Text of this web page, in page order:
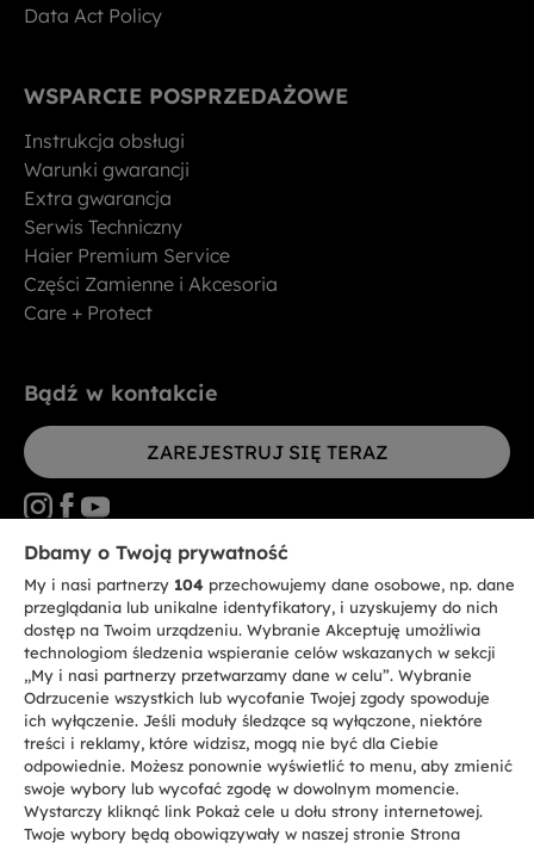
Data Act Policy
WSPARCIE POSPRZEDAŻOWE
Instrukcja obsługi
Warunki gwarancji
Extra gwarancja
Serwis Techniczny
Haier Premium Service
Części Zamienne i Akcesoria
Care + Protect
Bądź w kontakcie
ZAREJESTRUJ SIĘ TERAZ
CANDY HOOVER GROUP S.r.I. - jednoosobowa sp. z.o.o. - SIEDZIBA
STATUTOWA: Via Comolli, 57 - 20861 Brugherio (MB) - Włochy -
SIEDZIBY ADMINISTRACYJNE: Via Privata Eden Fumagalli bez
nadanego numeru - 20861 Brugherio (MB) i Via Trento nr 20/A-22 - 20871
Vimercate (MB) - Włochy - Tel.: +39.039.2086.1 - Faks: +39.039.2086.237 -
Kapitał zakładowy 35.000.000,00 € wpłacony w całości - Kod identyfikacji
podatkowej i nr wpisu do Rejestru przedsiębiorstw dla rejonu Mediolan-
Monza-Brianza-Lodi 04666310158 - NIP 00786860965 - Numer wpisu do
Repertorium Ekonomiczno - Administracyjnego REA: MB-1033934 -
Autoryzacja IT AEOF 211870 - Spółka podlega zarządzaniu i koordynacji
Candy S.p.A.
PL / Polski
Dbamy o Twoją prywatność
My i nasi partnerzy 104 przechowujemy dane osobowe, np. dane
przeglądania lub unikalne identyfikatory, i uzyskujemy do nich
dostęp na Twoim urządzeniu. Wybranie Akceptuję umożliwia
technologiom śledzenia wspieranie celów wskazanych w sekcji
„My i nasi partnerzy przetwarzamy dane w celu”. Wybranie
Odrzucenie wszystkich lub wycofanie Twojej zgody spowoduje
ich wyłączenie. Jeśli moduły śledzące są wyłączone, niektóre
treści i reklamy, które widzisz, mogą nie być dla Ciebie
odpowiednie. Możesz ponownie wyświetlić to menu, aby zmienić
swoje wybory lub wycofać zgodę w dowolnym momencie.
Wystarczy kliknąć link Pokaż cele u dołu strony internetowej.
Twoje wybory będą obowiązywały w naszej stronie Strona